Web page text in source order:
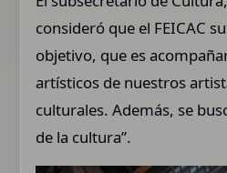
consideró que el FEICAC
objetivo, que es
artísticos de nuestros
culturales. Además, se
de la cultura”.